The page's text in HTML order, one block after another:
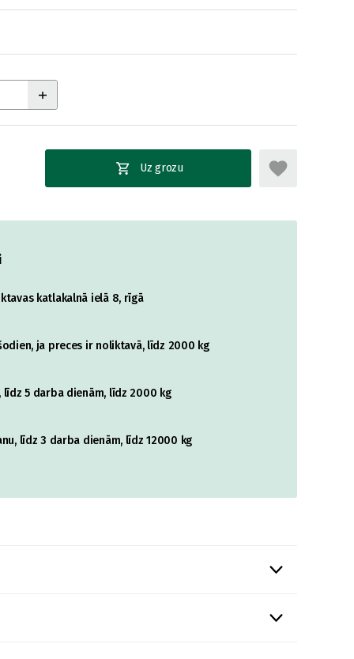
Uz grozu
katlakalnā ielā 8, rīgā
ja preces ir noliktavā, līdz 2000 kg
5 darba dienām, līdz 2000 kg
līdz 3 darba dienām, līdz 12000 kg